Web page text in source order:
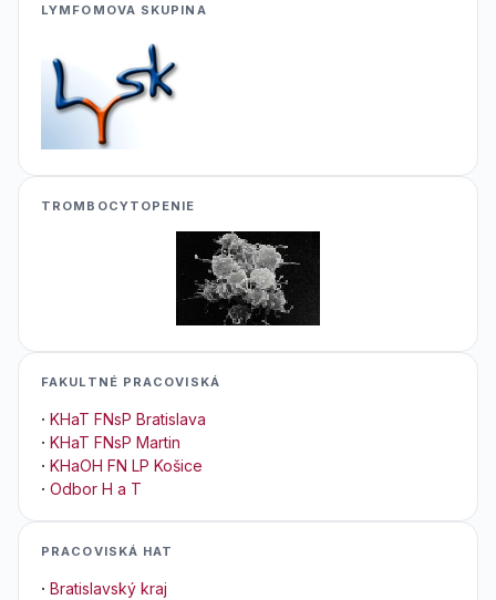
LYMFOMOVA SKUPINA
TROMBOCYTOPENIE
FAKULTNÉ PRACOVISKÁ
· KHaT FNsP Bratislava
· KHaT FNsP Martin
· KHaOH FN LP Košice
· Odbor H a T
PRACOVISKÁ HAT
· Bratislavský kraj